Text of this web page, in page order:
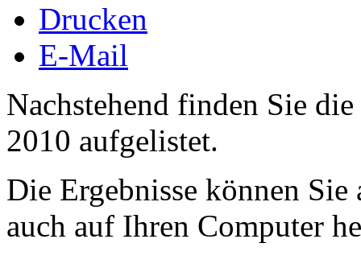
Drucken
E-Mail
Nachstehend finden Sie
2010 aufgelistet.
Die Ergebnisse können Sie
auch auf Ihren Computer